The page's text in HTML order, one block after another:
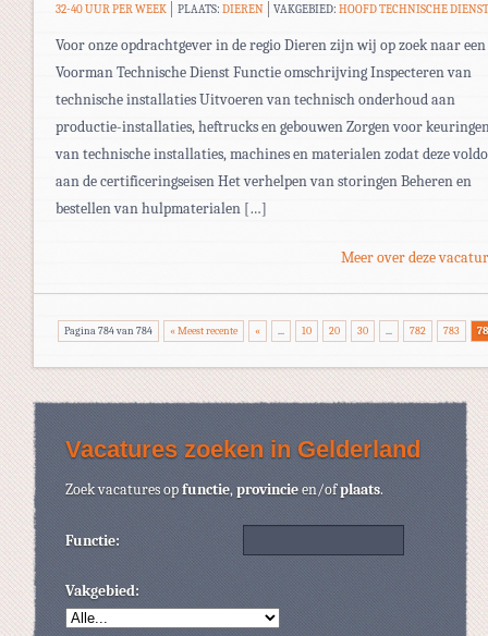
32-40 UUR PER WEEK PLAATS: DIEREN VAKGEBIED:HOOFD TECHNISCHE
Voor onze opdrachtgever in de regio Dieren zijn wij op zoek naar een
Voorman Technische Dienst Functie omschrijving Inspecteren van
technische installaties Uitvoeren van technisch onderhoud aan
productie-installaties, heftrucks en gebouwen Zorgen voor
van technische installaties, machines en materialen zodat deze
aan de certificeringseisen Het verhelpen van storingen Beheren en
bestellen van hulpmaterialen […]
Meer over deze
Pagina 784 van 784 « Meest recente « ... 10 20 30 ... 782 783
Vacatures zoeken in Gelderland
Zoek vacatures opfunctie,provincieen/ofplaats.
Functie:
Vakgebied: